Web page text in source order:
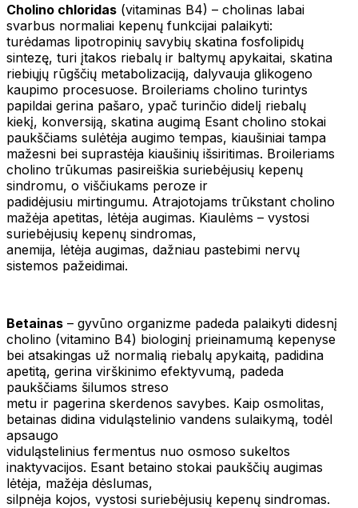
Cholino chloridas (vitaminas B4) – cholinas labai
svarbus normaliai kepenų funkcijai palaikyti:
turėdamas lipotropinių savybių skatina fosfolipidų
sintezę, turi įtakos riebalų ir baltymų apykaitai, skatina
riebiųjų rūgščių metabolizaciją, dalyvauja glikogeno
kaupimo procesuose. Broileriams cholino turintys
papildai gerina pašaro, ypač turinčio didelį riebalų
kiekį, konversiją, skatina augimą Esant cholino stokai
paukščiams sulėtėja augimo tempas, kiaušiniai tampa
mažesni bei suprastėja kiaušinių išsiritimas. Broileriams
cholino trūkumas pasireiškia suriebėjusių kepenų
sindromu, o viščiukams peroze ir
padidėjusiu mirtingumu. Atrajotojams trūkstant cholino
mažėja apetitas, lėtėja augimas. Kiaulėms – vystosi
suriebėjusių kepenų sindromas,
anemija, lėtėja augimas, dažniau pastebimi nervų
sistemos pažeidimai.
Betainas – gyvūno organizme padeda palaikyti didesnį
cholino (vitamino B4) biologinį prieinamumą kepenyse
bei atsakingas už normalią riebalų apykaitą, padidina
apetitą, gerina virškinimo efektyvumą, padeda
paukščiams šilumos streso
metu ir pagerina skerdenos savybes. Kaip osmolitas,
betainas didina viduląstelinio vandens sulaikymą, todėl
apsaugo
viduląstelinius fermentus nuo osmoso sukeltos
inaktyvacijos. Esant betaino stokai paukščių augimas
lėtėja, mažėja dėslumas,
silpnėja kojos, vystosi suriebėjusių kepenų sindromas.